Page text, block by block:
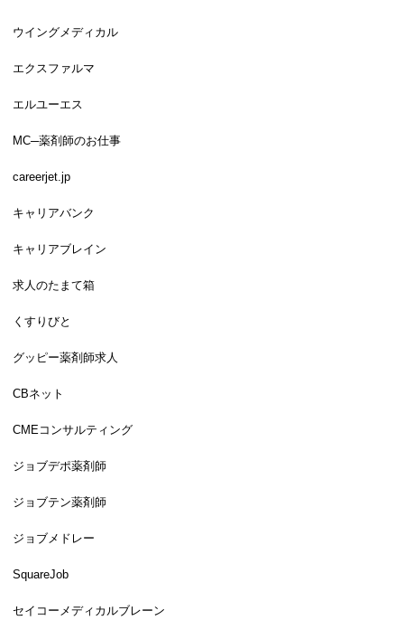
ウイングメディカル
エクスファルマ
エルユーエス
MC─薬剤師のお仕事
careerjet.jp
キャリアバンク
キャリアブレイン
求人のたまて箱
くすりびと
グッピー薬剤師求人
CBネット
CMEコンサルティング
ジョブデポ薬剤師
ジョブテン薬剤師
ジョブメドレー
SquareJob
セイコーメディカルブレーン